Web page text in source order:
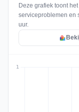
Deze grafiek toont
serviceproblemen en
uur.